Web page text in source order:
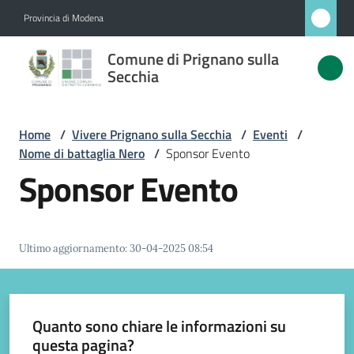
Provincia di Modena
Comune di Prignano sulla
Secchia
Comune
di
sulla
Secchia
Vivere
Home / Vivere Prignano sulla Secchia / Eventi /
Nome di battaglia Nero / Sponsor Evento
Sponsor Evento
Ultimo aggiornamento:30-04-2025 08:54
Quanto sono chiare le informazioni su
questa pagina?